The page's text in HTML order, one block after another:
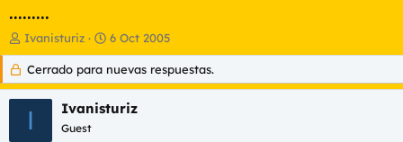
.........
I
n
c
i
d
Ivanisturiz
F
e
c
h
a
d
6 Oct 2005
Cerrado para nuevas respuestas.
I Ivanisturiz
Guest